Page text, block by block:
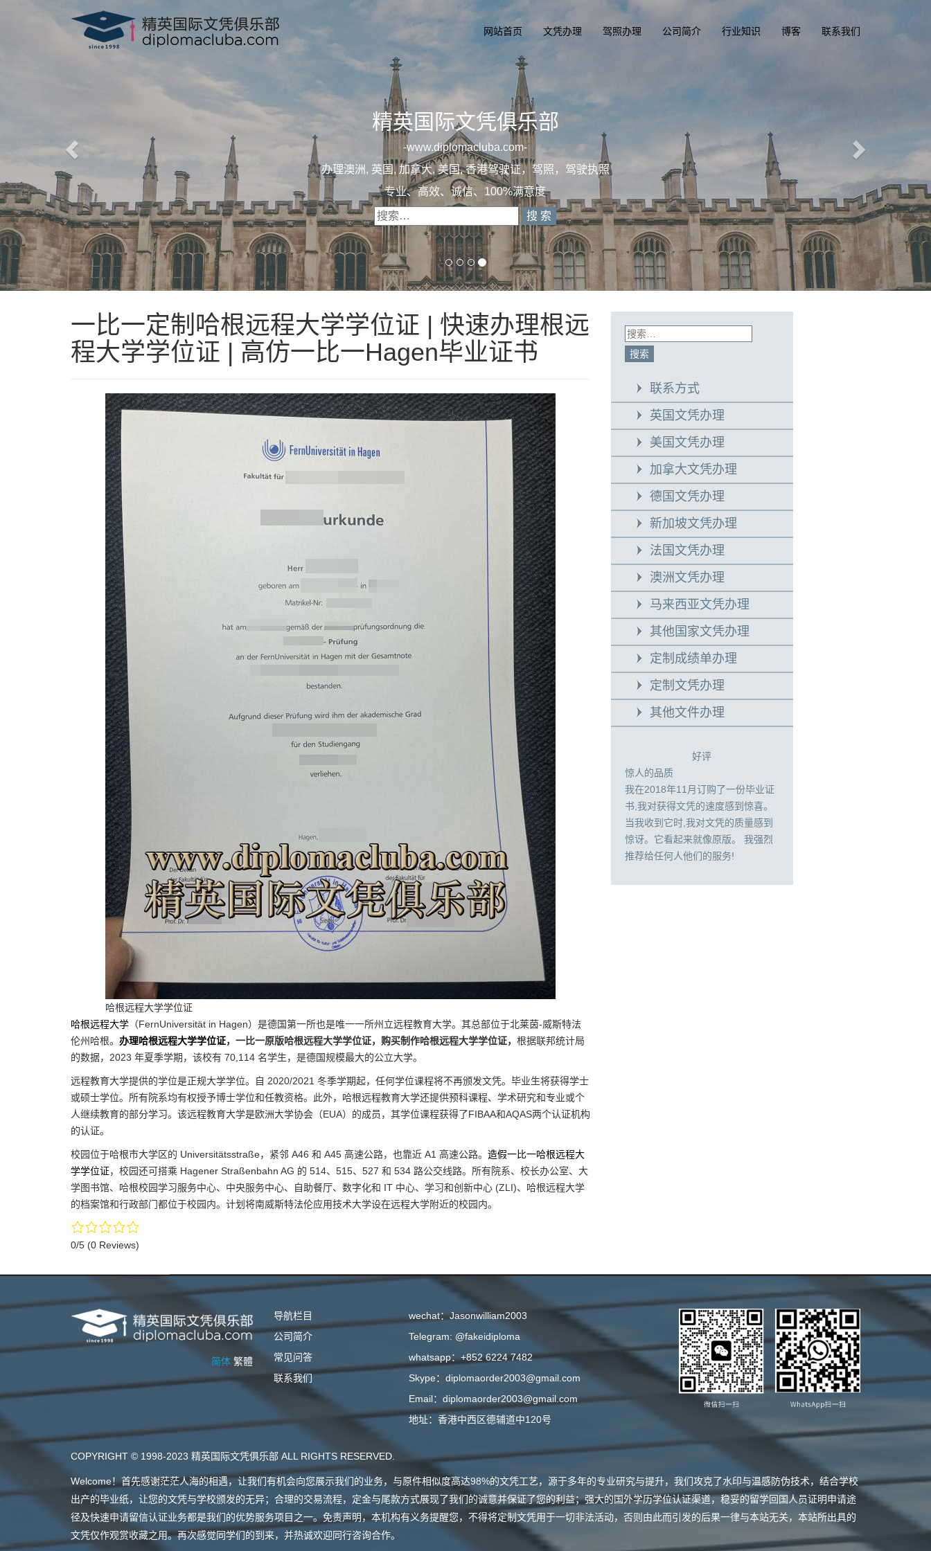
网站首页 文凭办理 驾照办理 公司简介 行业知识 博客 联系我们
精英国际文凭俱乐部
一diplomacluba.com 一
办理澳洲, 英国, 加拿大, 美国, 香港驾驶证，驾照，驾驶执照
专业定制澳洲、英国、加拿大、美国驾照
一比一定制哈根远程大学学位证 | 快速办理根远
程大学学位证 | 高仿一比一Hagen毕业证书
哈根远程大学学位证
哈根远程大学 （FernUniversität in Hagen）是德国第一所也是唯一一所州立远程教育大学。其总部位于北莱茵-威斯特法
伦州哈根。 办理哈根远程大学学位证，一比一原版哈根远程大学学位证，购买制作哈根远程大学学位证， 根据联邦统计局
的数据，2023 年夏季学期，该校有 70,114 名学生，是德国规模最大的公立大学。
远程教育大学提供的学位是正规大学学位。自 2020/2021 冬季学期起，任何学位课程将不再颁发文凭。毕业生将获得学士
或硕士学位。所有院系均有权授予博士学位和任教资格。此外，哈根远程教育大学还提供预科课程、学术研究和专业或个
人继续教育的部分学习。该远程教育大学是欧洲大学协会（EUA）的成员，其学位课程获得了FIBAA和AQAS两个认证机构
的认证。
校园位于哈根市大学区的 Universitätsstraße，紧邻 A46 和 A45 高速公路，也靠近 A1 高速公路。 造假一比一哈根远程大
学学位证，校园还可搭乘 Hagener Straßenbahn AG 的 514、515、527 和 534 路公交线路。所有院系、校长办公室、大
学图书馆、哈根校园学习服务中心、中央服务中心、自助餐厅、数字化和 IT 中心、学习和创新中心 (ZLI)、哈根远程大学
的档案馆和行政部门都位于校园内。计划将南威斯特法伦应用技术大学设在远程大学附近的校园内。
0/5 (0 Reviews)
联系方式
英国文凭办理
美国文凭办理
加拿大文凭办理
德国文凭办理
新加坡文凭办理
法国文凭办理
澳洲文凭办理
马来西亚文凭办理
其他国家文凭办理
定制成绩单办理
定制文凭办理
其他文件办理
好评
惊人的品质
我在2018年11月订购了一份毕业证
书,我对获得文凭的速度感到惊喜。
当我收到它时,我对文凭的质量感到
惊讶。它看起来就像原版。 我强烈
推荐给任何人他们的服务!
简体 繁體
导航栏目
公司简介
常见问答
联系我们
wechat：Jasonwilliam2003
Telegram: @fakeidiploma
whatsapp：+852 6224 7482
Skype：diplomaorder2003@gmail.com
Email：diplomaorder2003@gmail.com
地址：香港中西区德辅道中120号
COPYRIGHT © 1998-2023 精英国际文凭俱乐部 ALL RIGHTS RESERVED.
Welcome！首先感谢茫茫人海的相遇，让我们有机会向您展示我们的业务，与原件相似度高达98%的文凭工艺，源于多年的专业研究与提升，我们攻克了水印与温感防伪技术，结合学校
出产的毕业纸，让您的文凭与学校颁发的无异；合理的交易流程，定金与尾款方式展现了我们的诚意并保证了您的利益；强大的国外学历学位认证渠道，稳妥的留学回国人员证明申请途
径及快速申请留信认证业务都是我们的优势服务项目之一。免责声明，本机构有义务提醒您，不得将定制文凭用于一切非法活动，否则由此而引发的后果一律与本站无关，本站所出具的
文凭仅作观赏收藏之用。再次感觉同学们的到来，并热诚欢迎同行咨询合作。